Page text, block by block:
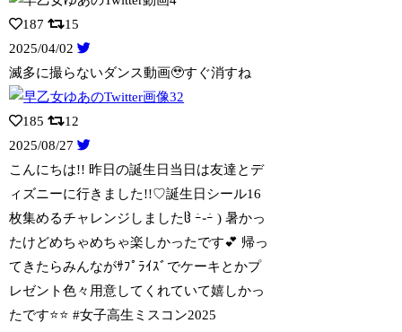
187
15
2025/04/02
滅多に撮らないダンス動画🥹すぐ消すね
185
12
2025/08/27
こんにちは!! 昨日の誕生日当日は友達とデ
ィズニーに行きました!!♡誕生日シール16
枚集めるチャレンジしましたჱ̒ ｰ̀֊ｰ́ ) 暑かっ
たけどめちゃめちゃ楽しかったです💕 帰っ
てきたらみんながｻﾌﾟﾗｲｽﾞでケーキとかプ
レゼント色々用意してくれていて嬉しかっ
たです⭐️⭐️ #女子高生ミスコン2025